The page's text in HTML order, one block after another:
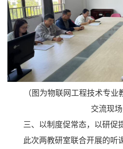
（图为物联网工程技术专
交流现场
三、以制度促常态，以研促
此次两教研室联合开展的听